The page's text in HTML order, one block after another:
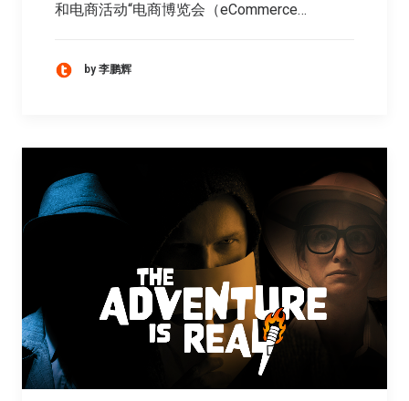
和电商活动“电商博览会（eCommerce…
by 李鹏辉